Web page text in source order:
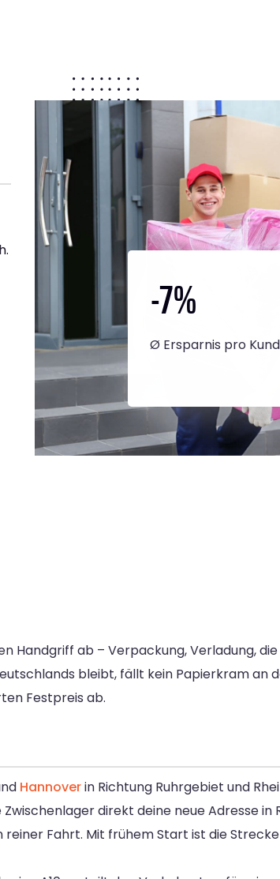
-7%
Ø Ersparnis pro
Handgriff ab – Verpackung, Verladung,
bleibt, fällt kein Papierkram an
Festpreis ab.
Hannoverin Richtung Ruhrgebiet und
direkt deine neue Adresse in
Fahrt. Mit frühem Start ist die